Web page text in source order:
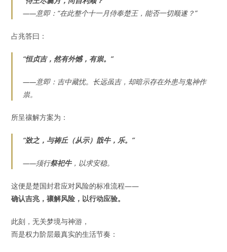
——意即：“在此整个十一月侍奉楚王，能否一切顺遂？”
占兆答曰：
“恒贞吉，然有外憾，有祟。”
——意即：吉中藏忧。长远虽吉，却暗示存在外患与鬼神作
祟。
所呈禳解方案为：
“敚之，与祷丘（从示）戠牛，乐。”
——须行祭祀牛，以求安稳。
这便是楚国封君应对风险的标准流程——
确认吉兆，禳解风险，以行动应验。
此刻，无关梦境与神游，
而是权力阶层最真实的生活节奏：